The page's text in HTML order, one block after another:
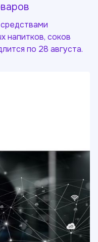
напитков, соков
по 28 августа.